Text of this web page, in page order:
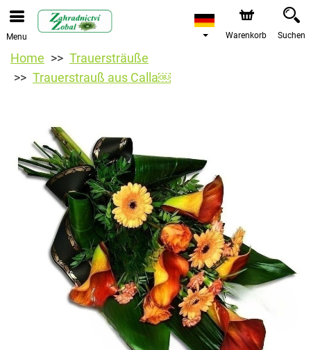
Menu Warenkorb Suchen
Home
Trauersträuße
Trauerstrauß aus Calla￼